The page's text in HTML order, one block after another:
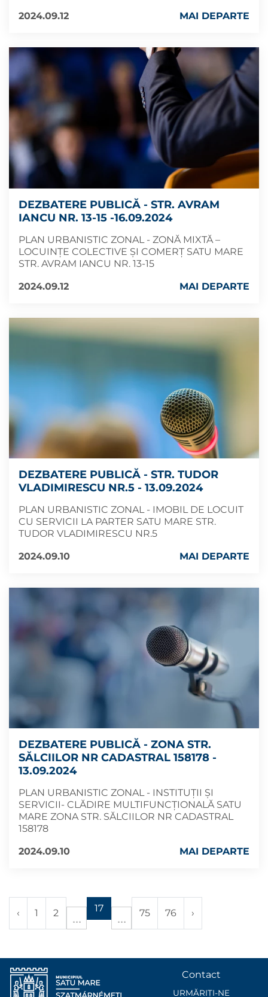
2024.09.12
MAI DEPARTE
DEZBATERE PUBLICĂ - STR. AVRAM
IANCU NR. 13-15 -16.09.2024
PLAN URBANISTIC ZONAL - ZONĂ MIXTĂ –
LOCUINȚE COLECTIVE ȘI COMERȚ SATU MARE
STR. AVRAM IANCU NR. 13-15
2024.09.12
MAI DEPARTE
DEZBATERE PUBLICĂ - STR. TUDOR
VLADIMIRESCU NR.5 - 13.09.2024
PLAN URBANISTIC ZONAL - IMOBIL DE LOCUIT
CU SERVICII LA PARTER SATU MARE STR.
TUDOR VLADIMIRESCU NR.5
2024.09.10
MAI DEPARTE
DEZBATERE PUBLICĂ - ZONA STR.
SĂLCIILOR NR CADASTRAL 158178 -
13.09.2024
PLAN URBANISTIC ZONAL - INSTITUȚII ȘI
SERVICII- CLĂDIRE MULTIFUNCȚIONALĂ SATU
MARE ZONA STR. SĂLCIILOR NR CADASTRAL
158178
2024.09.10
MAI DEPARTE
‹ 1 2 17 75 76 ›
Contact
URMĂRIȚI-NE